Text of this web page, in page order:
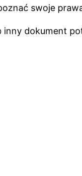
swoje
dokument